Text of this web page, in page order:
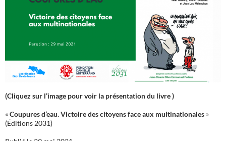
(Cliquez sur l’image pour voir la présentation du livre )
«Coupures d’eau. Victoire des citoyens face aux multinationales »
(Éditions 2031)